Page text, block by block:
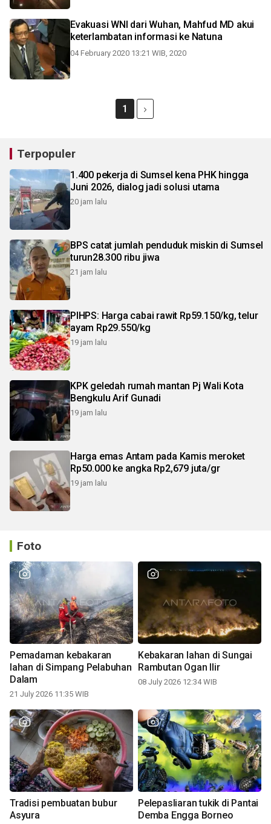
Evakuasi WNI dari Wuhan, Mahfud MD akui
keterlambatan informasi ke Natuna
04 February 2020 13:21 WIB, 2020
1
Terpopuler
1.400 pekerja di Sumsel kena PHK hingga
Juni 2026, dialog jadi solusi utama
20 jam lalu
BPS catat jumlah penduduk miskin di Sumsel
turun28.300 ribu jiwa
21 jam lalu
PIHPS: Harga cabai rawit Rp59.150/kg, telur
ayam Rp29.550/kg
19 jam lalu
KPK geledah rumah mantan Pj Wali Kota
Bengkulu Arif Gunadi
19 jam lalu
Harga emas Antam pada Kamis meroket
Rp50.000 ke angka Rp2,679 juta/gr
19 jam lalu
Foto
Pemadaman kebakaran
lahan di Simpang Pelabuhan
Dalam
21 July 2026 11:35 WIB
Kebakaran lahan di Sungai
Rambutan Ogan Ilir
08 July 2026 12:34 WIB
Tradisi pembuatan bubur
Asyura
Pelepasliaran tukik di Pantai
Demba Engga Borneo